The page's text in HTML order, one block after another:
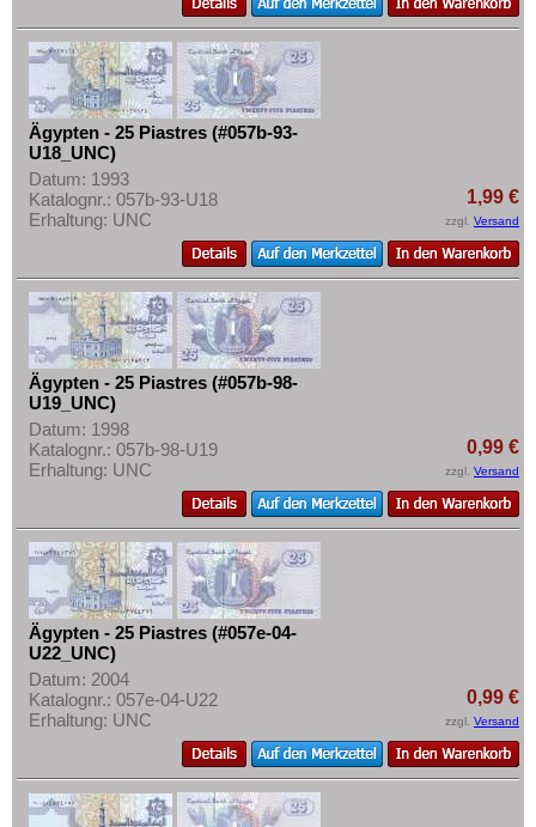
Mauretanien
Mauritius
Mozambique
Namibia
Niger
Nigeria
Ostafrika
Portugiesisch Guinea
Rhodesien
Rhodesien & Nyasaland
Ruanda
Ruanda-Burundi
Sambia
Sao Tome & Principe
Senegal
Seychellen
Sierra Leone
Somalia
Somaliland
St. Helena
Südafrika
Sudan
Ägypten - 25 Piastres (#057b-93-
U18_UNC)
Datum: 1993
Katalognr.: 057b-93-U18
Erhaltung: UNC
1,99 €
zzgl. Versand
Ägypten - 25 Piastres (#057b-98-
U19_UNC)
Datum: 1998
Katalognr.: 057b-98-U19
Erhaltung: UNC
0,99 €
zzgl. Versand
Ägypten - 25 Piastres (#057e-04-
U22_UNC)
Datum: 2004
Katalognr.: 057e-04-U22
Erhaltung: UNC
0,99 €
zzgl. Versand